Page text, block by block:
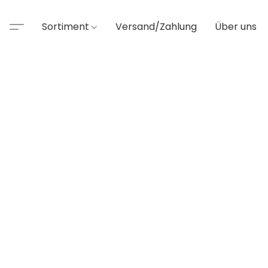
Sortiment Versand/Zahlung Über uns